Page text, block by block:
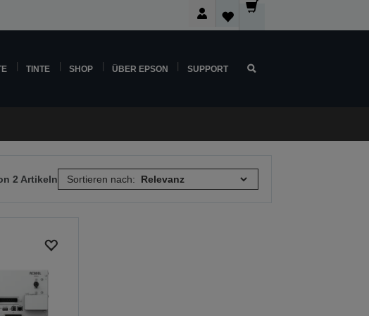
TINTE SHOP ÜBER EPSON SUPPORT
2 Artikeln Sortieren nach: